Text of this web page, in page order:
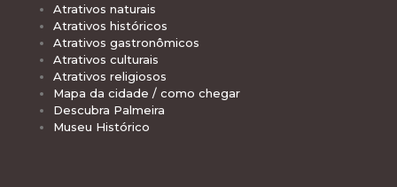
Atrativos naturais
Atrativos históricos
Atrativos gastronômicos
Atrativos culturais
Atrativos religiosos
Mapa da cidade / como chegar
Descubra Palmeira
Museu Histórico